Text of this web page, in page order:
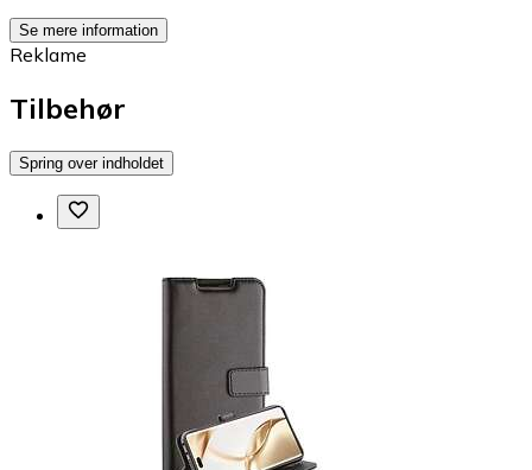
Se mere information
Reklame
Tilbehør
Spring over indholdet